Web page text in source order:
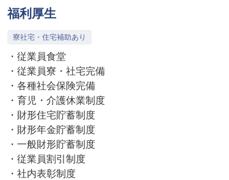
福利厚生
寮社宅・住宅補助あり
・従業員食堂
・従業員寮・社宅完備
・各種社会保険完備
・育児・介護休業制度
・財形住宅貯蓄制度
・財形年金貯蓄制度
・一般財形貯蓄制度
・従業員割引制度
・社内表彰制度